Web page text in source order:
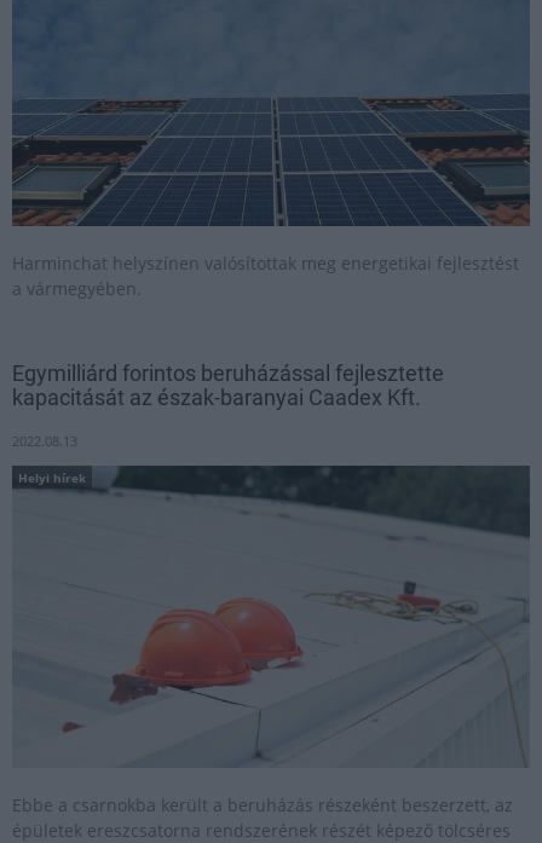
Harminchat helyszínen valósítottak meg energetikai fejlesztést
a vármegyében.
Egymilliárd forintos beruházással fejlesztette
kapacitását az észak-baranyai Caadex Kft.
2022.08.13
Helyi hírek
Ebbe a csarnokba került a beruházás részeként beszerzett, az
épületek ereszcsatorna rendszerének részét képező tölcséres